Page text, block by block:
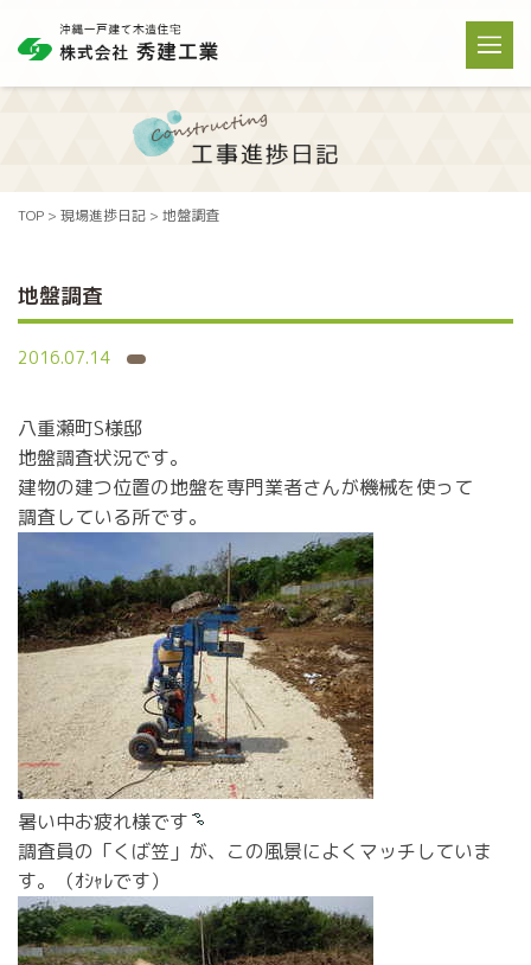
TOP > 現場進捗日記 > 地盤調査
地盤調査
2016.07.14
八重瀬町S様邸
地盤調査状況です。
建物の建つ位置の地盤を専門業者さんが機械を使って
調査している所です。
暑い中お疲れ様です
調査員の「くば笠」が、この風景によくマッチしていま
す。（ｵｼｬﾚです）